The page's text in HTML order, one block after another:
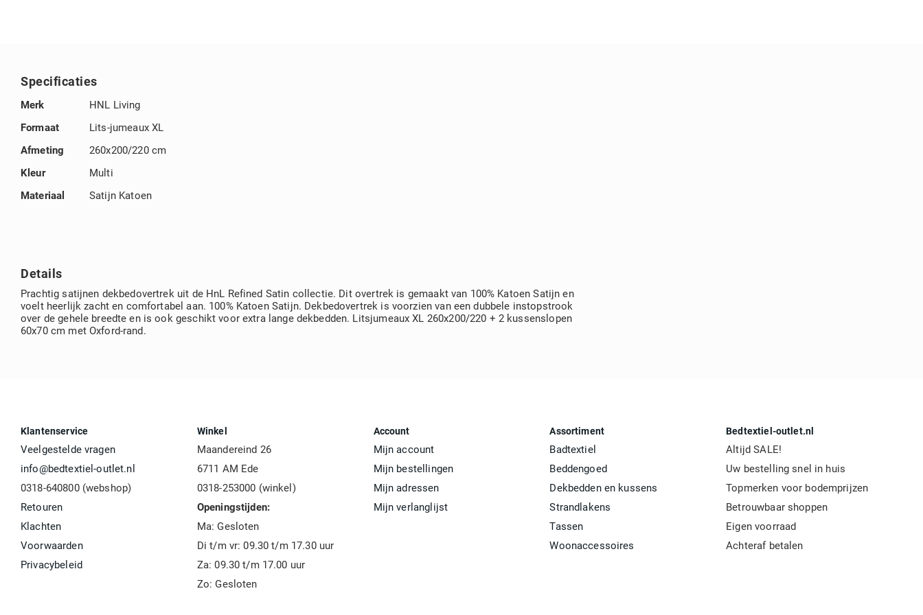
Specificaties
Specificaties
Merk
HNL Living
Formaat
Lits-jumeaux XL
Afmeting
260x200/220 cm
Kleur
Multi
Materiaal
Satijn Katoen
Details
Prachtig satijnen dekbedovertrek uit de HnL Refined Satin collectie. Dit overtrek is gemaakt van 100% Katoen Satijn en
voelt heerlijk zacht en comfortabel aan. 100% Katoen Satijn. Dekbedovertrek is voorzien van een dubbele instopstrook
over de gehele breedte en is ook geschikt voor extra lange dekbedden. Litsjumeaux XL 260x200/220 + 2 kussenslopen
60x70 cm met Oxford-rand.
Klantenservice
Veelgestelde vragen
info@bedtextiel-outlet.nl
0318-640800 (webshop)
Retouren
Klachten
Voorwaarden
Privacybeleid
Winkel
Maandereind 26
6711 AM Ede
0318-253000 (winkel)
Openingstijden:
Ma: Gesloten
Di t/m vr: 09.30 t/m 17.30 uur
Za: 09.30 t/m 17.00 uur
Zo: Gesloten
Account
Mijn account
Mijn bestellingen
Mijn adressen
Mijn verlanglijst
Assortiment
Badtextiel
Beddengoed
Dekbedden en kussens
Strandlakens
Tassen
Woonaccessoires
Bedtextiel-outlet.nl
Altijd SALE!
Uw bestelling snel in huis
Topmerken voor bodemprijzen
Betrouwbaar shoppen
Eigen voorraad
Achteraf betalen